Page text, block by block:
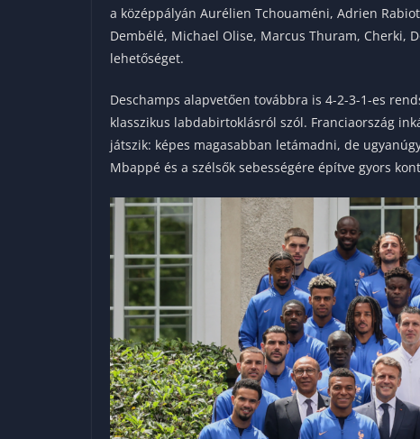
a középpályán Aurélien Tchouaméni, Adrien
Dembélé, Michael Olise, Marcus Thuram, Cherki,
lehetőséget.
Deschamps alapvetően továbbra is 4-2-3-1-es
klasszikus labdabirtoklásról szól. Franciaország
játszik: képes magasabban letámadni, de
Mbappé és a szélsők sebességére építve gyors